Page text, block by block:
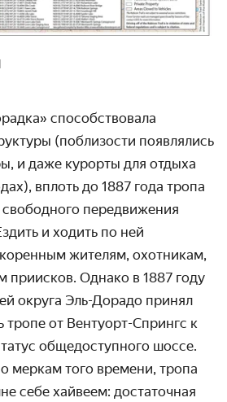
способствовала
(поблизости появлялись
и даже курорты для отдыха
вплоть до 1887 года тропа
пере­движения
и ходить по ней
жителям, охотникам,
приисков. Однако в 1887 году
округа Эль-Дорадо принял
тропе от Вентуорт-Спрингс к
общедоступного шоссе.
меркам того времени, тропа
себе хайвеем: достаточная